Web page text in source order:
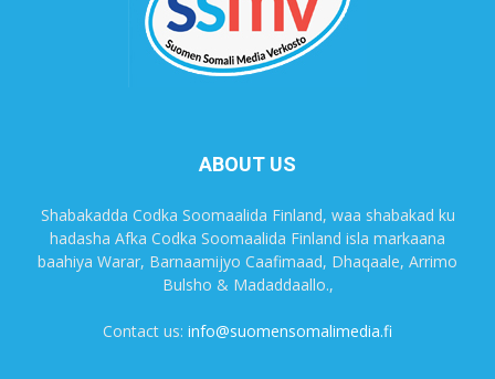
ABOUT US
Shabakadda Codka Soomaalida Finland, waa shabakad ku
hadasha Afka Codka Soomaalida Finland isla markaana
baahiya Warar, Barnaamijyo Caafimaad, Dhaqaale, Arrimo
Bulsho & Madaddaallo.,
Contact us: info@suomensomalimedia.fi